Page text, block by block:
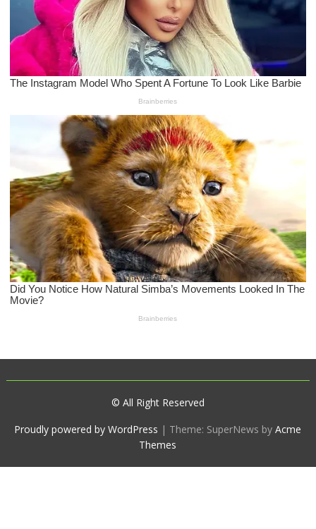
© All Right Reserved
Proudly powered by WordPress | Theme: SuperNews byAcme
Themes